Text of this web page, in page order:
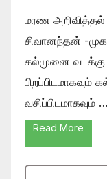
மரண அறிவித்தல்
சிவானந்தன் -
கல்முனை
வசிப்பிடமாகவும் …
Read More